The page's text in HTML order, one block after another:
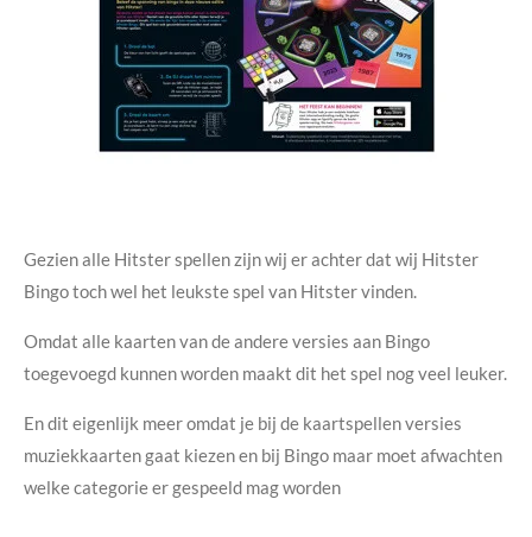
Gezien alle Hitster spellen zijn wij er achter dat wij Hitster
Bingo toch wel het leukste spel van Hitster vinden.
Omdat alle kaarten van de andere versies aan Bingo
toegevoegd kunnen worden maakt dit het spel nog veel leuker.
En dit eigenlijk meer omdat je bij de kaartspellen versies
muziekkaarten gaat kiezen en bij Bingo maar moet afwachten
welke categorie er gespeeld mag worden